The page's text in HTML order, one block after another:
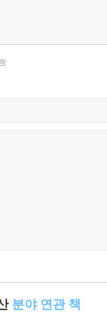
월)
분야 연관 책